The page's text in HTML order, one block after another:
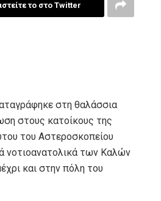
το στο Twitter
στη θαλάσσια
στους κατοίκους της
του Αστεροσκοπείου
νοτιοανατολικά των Καλών
και στην πόλη του